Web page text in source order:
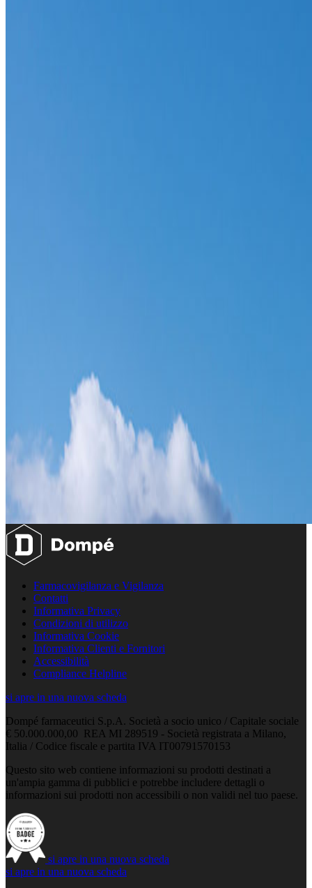
Farmacovigilanza e Vigilanza
Contatti
Informativa Privacy
Condizioni di utilizzo
Informativa Cookie
Informativa Clienti e Fornitori
Accessibilità
Compliance Helpline
si apre in una nuova scheda
Dompé farmaceutici S.p.A. Società a socio unico / Capitale sociale
€ 50.000.000,00 REA MI 289519 - Società registrata a Milano,
Italia / Codice fiscale e partita IVA IT00791570153
Questo sito web contiene informazioni su prodotti destinati a
un'ampia gamma di pubblici e potrebbe includere dettagli o
informazioni sui prodotti non accessibili o non validi nel tuo paese.
si apre in una nuova scheda
si apre in una nuova scheda